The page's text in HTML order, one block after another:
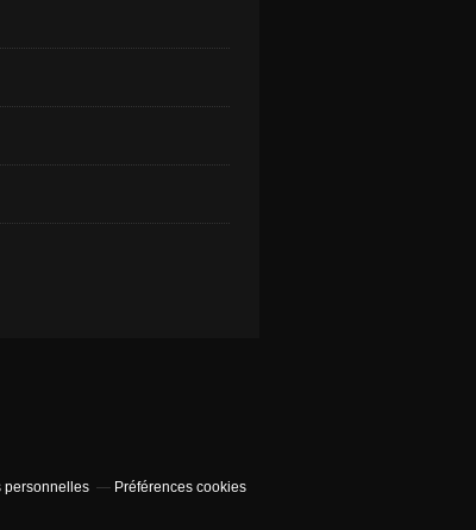
personnelles Préférences cookies